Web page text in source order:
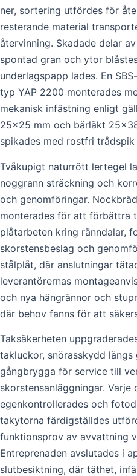
ner, sortering utfördes för
resterande material
återvinning. Skadade delar
spontad gran och ytor
underlagspapp lades. En
typ YAP 2200 monterades
mekanisk infästning enligt
25×25 mm och bärläkt
spikades med rostfri
Tvåkupigt naturrött lertegel
noggrann sträckning och
och genomföringar.
monterades för att förbättra
plåtarbeten kring ränndalar,
skorstensbeslag och
stålplåt, där anslutningar
leverantörernas
och nya hängrännor och
där behov fanns för att
Taksäkerheten
takluckor, snörasskydd längs
gångbrygga för service till
skorstensanläggningar. Varje
egenkontrollerades och
takytorna färdigställdes
funktionsprov av avvattning
Entreprenaden avslutades i
slutbesiktning, där täthet,